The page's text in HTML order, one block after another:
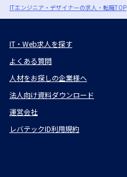
ITエンジニア・デザイナーの求人・転職TOP
IT・Web求人を探す
よくある質問
人材をお探しの企業様へ
法人向け資料ダウンロード
運営会社
レバテックID利用規約